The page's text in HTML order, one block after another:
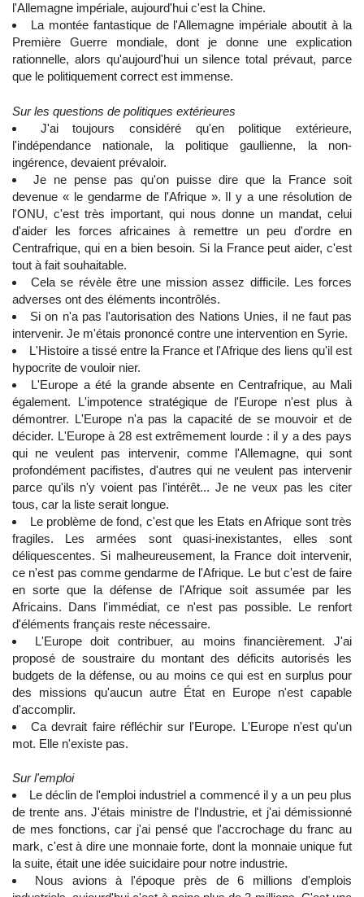
l'Allemagne impériale, aujourd'hui c'est la Chine.
La montée fantastique de l'Allemagne impériale aboutit à la
Première Guerre mondiale, dont je donne une explication
rationnelle, alors qu'aujourd'hui un silence total prévaut, parce
que le politiquement correct est immense.
Sur les questions de politiques extérieures
J'ai toujours considéré qu'en politique extérieure,
l'indépendance nationale, la politique gaullienne, la non-
ingérence, devaient prévaloir.
Je ne pense pas qu'on puisse dire que la France soit
devenue « le gendarme de l'Afrique ». Il y a une résolution de
l'ONU, c'est très important, qui nous donne un mandat, celui
d'aider les forces africaines à remettre un peu d'ordre en
Centrafrique, qui en a bien besoin. Si la France peut aider, c'est
tout à fait souhaitable.
Cela se révèle être une mission assez difficile. Les forces
adverses ont des éléments incontrôlés.
Si on n'a pas l'autorisation des Nations Unies, il ne faut pas
intervenir. Je m'étais prononcé contre une intervention en Syrie.
L'Histoire a tissé entre la France et l'Afrique des liens qu'il est
hypocrite de vouloir nier.
L'Europe a été la grande absente en Centrafrique, au Mali
également. L'impotence stratégique de l'Europe n'est plus à
démontrer. L'Europe n'a pas la capacité de se mouvoir et de
décider. L'Europe à 28 est extrêmement lourde : il y a des pays
qui ne veulent pas intervenir, comme l'Allemagne, qui sont
profondément pacifistes, d'autres qui ne veulent pas intervenir
parce qu'ils n'y voient pas l'intérêt... Je ne veux pas les citer
tous, car la liste serait longue.
Le problème de fond, c'est que les Etats en Afrique sont très
fragiles. Les armées sont quasi-inexistantes, elles sont
déliquescentes. Si malheureusement, la France doit intervenir,
ce n'est pas comme gendarme de l'Afrique. Le but c'est de faire
en sorte que la défense de l'Afrique soit assumée par les
Africains. Dans l'immédiat, ce n'est pas possible. Le renfort
d'éléments français reste nécessaire.
L'Europe doit contribuer, au moins financièrement. J'ai
proposé de soustraire du montant des déficits autorisés les
budgets de la défense, ou au moins ce qui est en surplus pour
des missions qu'aucun autre État en Europe n'est capable
d'accomplir.
Ca devrait faire réfléchir sur l'Europe. L'Europe n'est qu'un
mot. Elle n'existe pas.
Sur l'emploi
Le déclin de l'emploi industriel a commencé il y a un peu plus
de trente ans. J'étais ministre de l'Industrie, et j'ai démissionné
de mes fonctions, car j'ai pensé que l'accrochage du franc au
mark, c'est à dire une monnaie forte, dont la monnaie unique fut
la suite, était une idée suicidaire pour notre industrie.
Nous avions à l'époque près de 6 millions d'emplois